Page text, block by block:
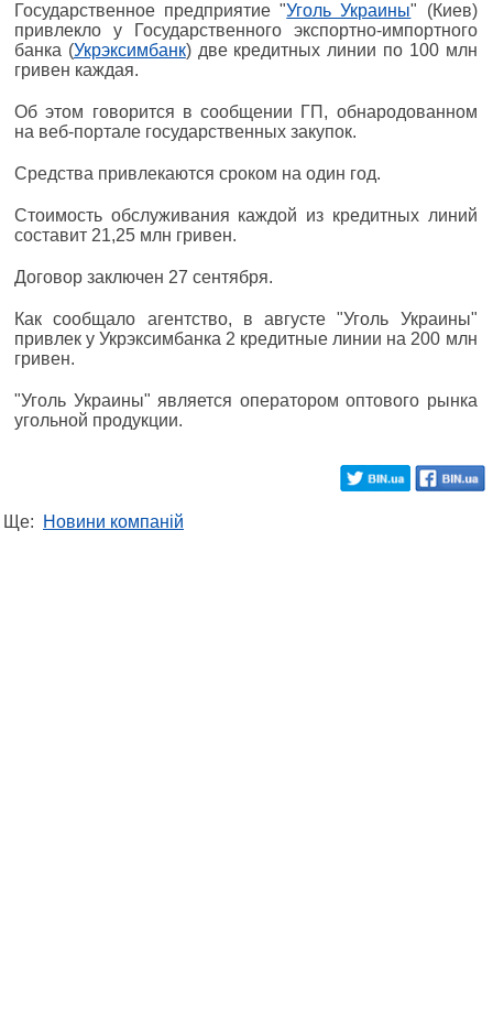
Государственное предприятие "Уголь Украины" (Киев)
привлекло у Государственного экспортно-импортного
банка (Укрэксимбанк) две кредитных линии по 100 млн
гривен каждая.
Об этом говорится в сообщении ГП, обнародованном
на веб-портале государственных закупок.
Средства привлекаются сроком на один год.
Стоимость обслуживания каждой из кредитных линий
составит 21,25 млн гривен.
Договор заключен 27 сентября.
Как сообщало агентство, в августе "Уголь Украины"
привлек у Укрэксимбанка 2 кредитные линии на 200 млн
гривен.
"Уголь Украины" является оператором оптового рынка
угольной продукции.
Ще: Новини компаній